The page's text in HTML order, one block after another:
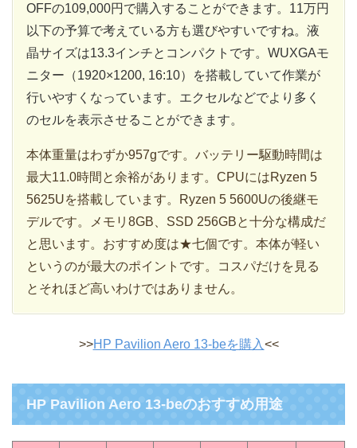
OFFの109,000円で購入することができます。11万円
以下の予算で考えている方も選びやすいですね。液
晶サイズは13.3インチとコンパクトです。WUXGAモ
ニター（1920×1200, 16:10）を搭載していて作業が
行いやすくなっています。エクセルなどでより多く
のセルを表示させることができます。
本体重量はわずか957gです。バッテリー駆動時間は
最大11.0時間と余裕があります。CPUにはRyzen 5
5625Uを搭載しています。Ryzen 5 5600Uの後継モ
デルです。メモリ8GB、SSD 256GBと十分な構成だ
と思います。おすすめ度は★七個です。本体が軽い
というのが最大のポイントです。コスパだけを見る
とそれほど高いわけではありません。
>>HP Pavilion Aero 13-beを購入<<
HP Pavilion Aero 13-beのおすすめ用途